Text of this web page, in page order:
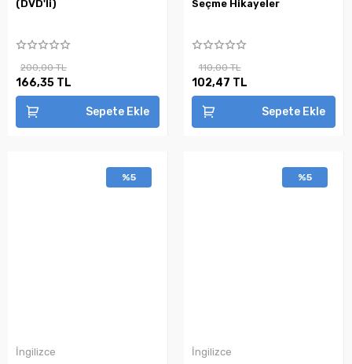
(DVD'li)
200,00 TL
166,35 TL
Sepete Ekle
Seçme Hikayeler
110,00 TL
102,47 TL
Sepete Ekle
%5
İngilizce
%5
İngilizce